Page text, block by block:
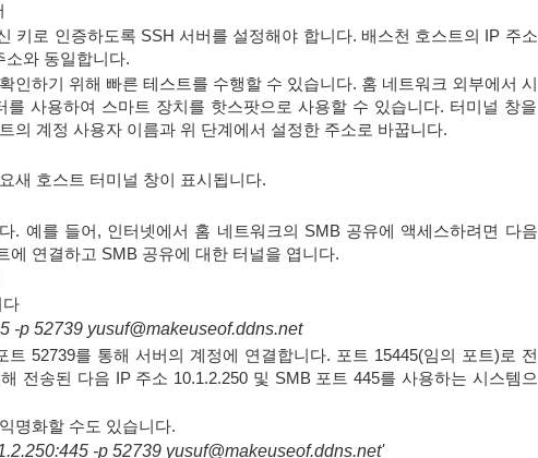
키로 인증하도록 SSH 서버를 설정해야 합니다. 배스천 호스트의 IP 주소
소와 동일합니다.
인하기 위해 빠른 테스트를 수행할 수 있습니다. 홈 네트워크 외부에서 시
를 사용하여 스마트 장치를 핫스팟으로 사용할 수 있습니다. 터미널 창을
의 계정 사용자 이름과 위 단계에서 설정한 주소로 바꿉니다.
새 호스트 터미널 창이 표시됩니다.
. 예를 들어, 인터넷에서 홈 네트워크의 SMB 공유에 액세스하려면 다음
에 연결하고 SMB 공유에 대한 터널을 엽니다.
-p 52739 yusuf@makeuseof.ddns.net
52739를 통해 서버의 계정에 연결합니다. 포트 15445(임의 포트)로 전
전송된 다음 IP 주소 10.1.2.250 및 SMB 포트 445를 사용하는 시스템으
명화할 수도 있습니다.
-p 52739 yusuf@makeuseof.ddns.net'